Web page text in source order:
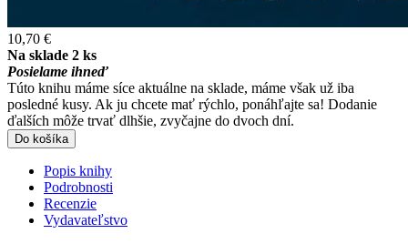
10,70 €
Na sklade 2 ks
Posielame ihneď
Túto knihu máme síce aktuálne na sklade, máme však už iba
posledné kusy. Ak ju chcete mať rýchlo, ponáhľajte sa! Dodanie
ďalších môže trvať dlhšie, zvyčajne do dvoch dní.
Do košíka
Popis knihy
Podrobnosti
Recenzie
Vydavateľstvo